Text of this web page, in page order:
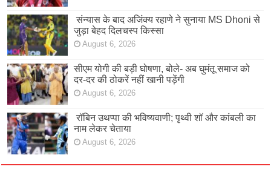
संन्यास के बाद अजिंक्‍य रहाणे ने सुनाया MS Dhoni से
जुड़ा बेहद दिलचस्प किस्सा
August 6, 2026
सीएम योगी की बड़ी घोषणा, बोले- अब घुमंतू समाज को
दर-दर की ठोकरें नहीं खानी पड़ेंगी
August 6, 2026
रॉबिन उथप्पा की भविष्यवाणी; पृथ्वी शॉ और कांबली का
नाम लेकर चेताया
August 6, 2026